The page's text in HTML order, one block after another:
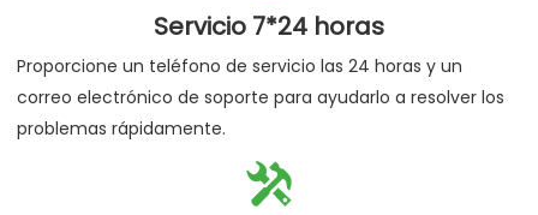
Servicio 7*24 horas
Proporcione un teléfono de servicio las 24 horas y un
correo electrónico de soporte para ayudarlo a resolver los
problemas rápidamente.
